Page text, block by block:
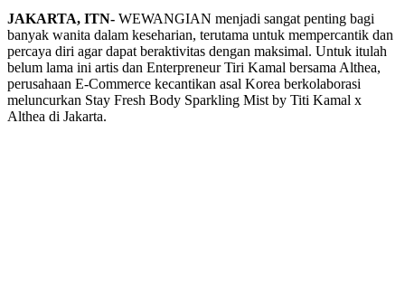
JAKARTA, ITN- WEWANGIAN menjadi sangat penting bagi
banyak wanita dalam keseharian, terutama untuk mempercantik dan
percaya diri agar dapat beraktivitas dengan maksimal. Untuk itulah
belum lama ini artis dan Enterpreneur Tiri Kamal bersama Althea,
perusahaan E-Commerce kecantikan asal Korea berkolaborasi
meluncurkan Stay Fresh Body Sparkling Mist by Titi Kamal x
Althea di Jakarta.